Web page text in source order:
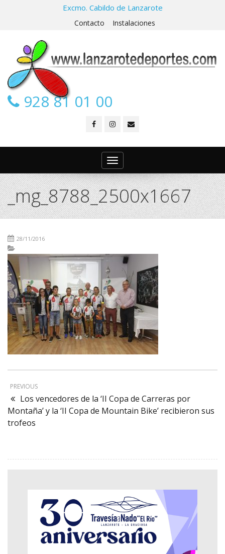
Excmo. Cabildo de Lanzarote
Contacto Instalaciones
928 81 01 00
Toggle
navigation
_mg_8788_2500x1667
28/11/2016
PREVIOUS
Los vencedores de la ‘II Copa de Carreras por
Montaña’ y la ‘II Copa de Mountain Bike’ recibieron sus
trofeos